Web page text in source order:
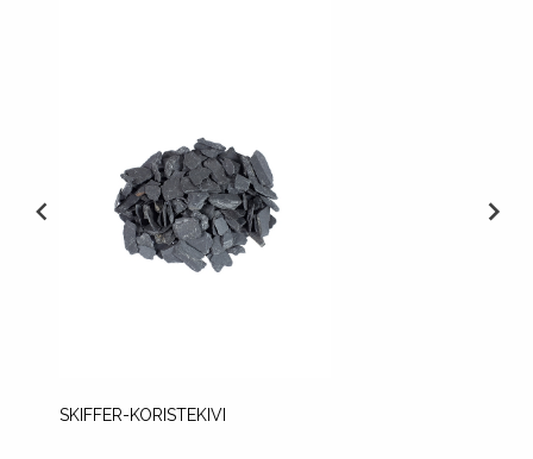
SKIFFER-KORISTEKIVI